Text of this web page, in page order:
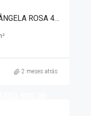
CASA À VENDA – JARDIM ÂNGELA ROSA 4030
2 meses atrás